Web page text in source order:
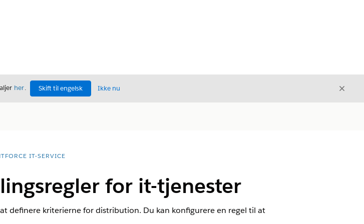
her. Skift til engelsk Ikke nu Luk
IT-SERVICE
for it-tjenester
definere kriterierne for distribution. Du kan konfigurere en regel til at